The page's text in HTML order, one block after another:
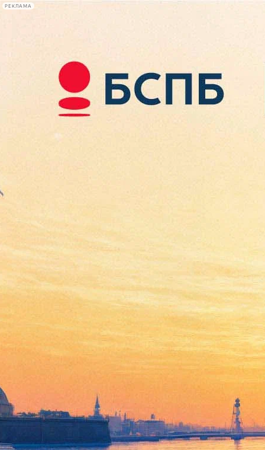
РЕКЛАМА
Сегодня:
2026.08.08
07:36
Афиша Plus
Михаил Пиотровский
отправил от Эрмитажа
письмо поддержки тонущей
Венеции
Версия для печати